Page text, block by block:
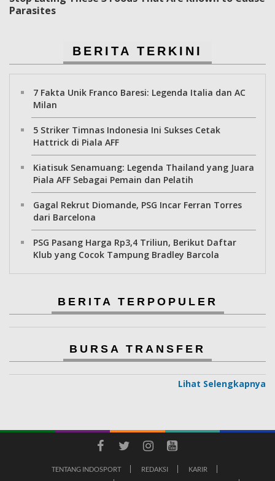
Parasites
BERITA TERKINI
7 Fakta Unik Franco Baresi: Legenda Italia dan AC
Milan
5 Striker Timnas Indonesia Ini Sukses Cetak
Hattrick di Piala AFF
Kiatisuk Senamuang: Legenda Thailand yang Juara
Piala AFF Sebagai Pemain dan Pelatih
Gagal Rekrut Diomande, PSG Incar Ferran Torres
dari Barcelona
PSG Pasang Harga Rp3,4 Triliun, Berikut Daftar
Klub yang Cocok Tampung Bradley Barcola
BERITA TERPOPULER
BURSA TRANSFER
Lihat Selengkapnya
TENTANG INDOSPORT REDAKSI
KARIR